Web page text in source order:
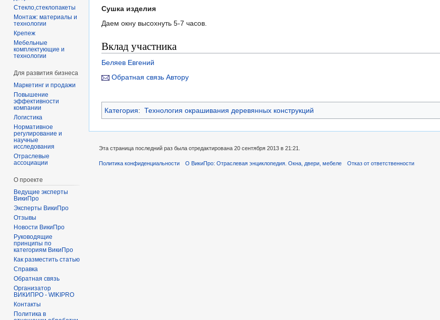
Сушка изделия
Даем окну высохнуть 5-7 часов.
Вклад участника
Беляев Евгений
Обратная связь Автору
Категория: Технология окрашивания деревянных конструкций
Стекло,стеклопакеты
Монтаж: материалы и
технологии
Крепеж
Мебельные
комплектующие и
технологии
Для развития бизнеса
Маркетинг и продажи
Повышение
эффективности
компании
Логистика
Нормативное
регулирование и
научные
исследования
Отраслевые
ассоциации
О проекте
Ведущие эксперты
ВикиПро
Эксперты ВикиПро
Отзывы
Новости ВикиПро
Руководящие
принципы по
категориям ВикиПро
Как разместить статью
Справка
Обратная связь
Организатор
ВИКИПРО - WIKIPRO
Контакты
Политика в
Эта страница последний раз была отредактирована 20 сентября 2013 в 21:21.
Политика конфиденциальности О ВикиПро: Отраслевая энциклопедия. Окна, двери, мебеле Отказ от ответственности